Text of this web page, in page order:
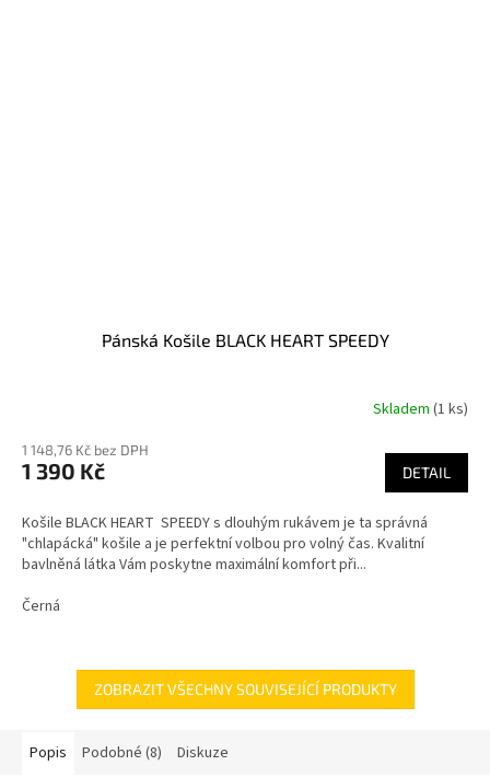
Pánská Košile BLACK HEART SPEEDY
Skladem (1 ks)
1 148,76 Kč bez DPH
1 390 Kč DETAIL
Košile BLACK HEART SPEEDY s dlouhým rukávem je ta správná
"chlapácká" košile a je perfektní volbou pro volný čas. Kvalitní
bavlněná látka Vám poskytne maximální komfort při...
Černá
ZOBRAZIT VŠECHNY SOUVISEJÍCÍ PRODUKTY
Popis Podobné (8) Diskuze